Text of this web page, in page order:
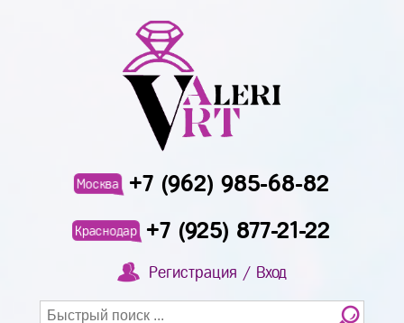
Москва +7 (962) 985-68-82
Краснодар +7 (925) 877-21-22
Регистрация / Вход